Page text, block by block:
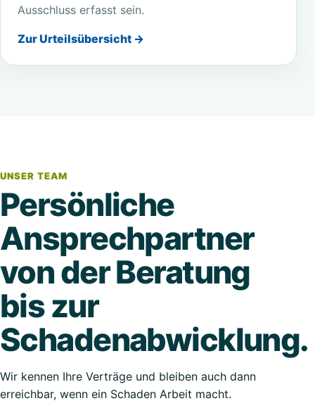
Ausschluss erfasst sein.
Zur Urteilsübersicht →
UNSER TEAM
Persönliche
Ansprechpartner
von der Beratung
bis zur
Schadenabwicklung.
Wir kennen Ihre Verträge und bleiben auch dann
erreichbar, wenn ein Schaden Arbeit macht.